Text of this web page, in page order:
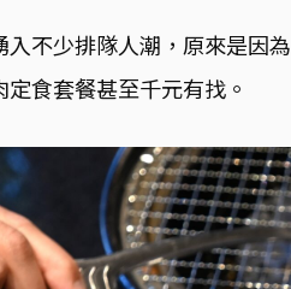
入不少排隊人潮，原來是因為
食套餐甚至千元有找。